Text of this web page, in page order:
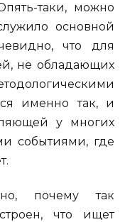
таки, можно
основной
что для
не обладающих
именно так, и
у многих
событиями, где
почему так
что ищет